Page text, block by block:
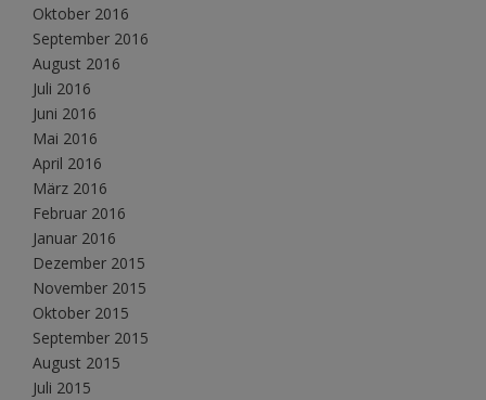
Oktober 2016
September 2016
August 2016
Juli 2016
Juni 2016
Mai 2016
April 2016
März 2016
Februar 2016
Januar 2016
Dezember 2015
November 2015
Oktober 2015
September 2015
August 2015
Juli 2015